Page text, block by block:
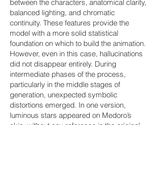
between the characters, anatomical clarity,
balanced lighting, and chromatic
continuity. These features provide the
model with a more solid statistical
foundation on which to build the animation.
However, even in this case, hallucinations
did not disappear entirely. During
intermediate phases of the process,
particularly in the middle stages of
generation, unexpected symbolic
distortions emerged. In one version,
luminous stars appeared on Medoro’s
skin, without any reference in the original